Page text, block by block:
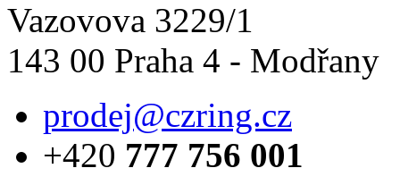
Vazovova 3229/1
143 00 Praha 4 - Modřany
prodej@czring.cz
+420 777 756 001